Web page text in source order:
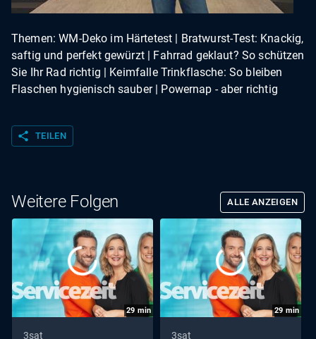
Themen: WM-Deko im Härtetest | Bratwurst-Test: Knackig,
saftig und perfekt gewürzt | Fahrrad geklaut? So schützen
Sie Ihr Rad richtig | Keimfalle Trinkflasche: So bleiben
Flaschen hygienisch sauber | Powernap - aber richtig
share TEILEN
Weitere Folgen ALLE ANZEIGEN
29 min
3sat
29 min
3sat